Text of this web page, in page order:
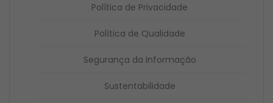
Política de Privacidade
Política de Qualidade
Segurança da Informação
Sustentabilidade